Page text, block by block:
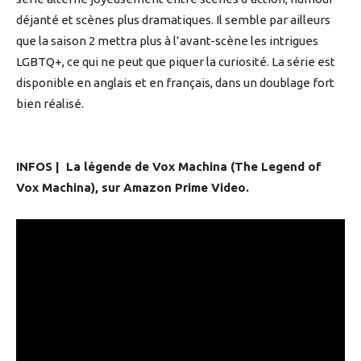
déjanté et scènes plus dramatiques. Il semble par ailleurs
que la saison 2 mettra plus à l’avant-scène les intrigues
LGBTQ+, ce qui ne peut que piquer la curiosité. La série est
disponible en anglais et en français, dans un doublage fort
bien réalisé.
INFOS | La légende de Vox Machina (The Legend of
Vox Machina), sur Amazon Prime Video.